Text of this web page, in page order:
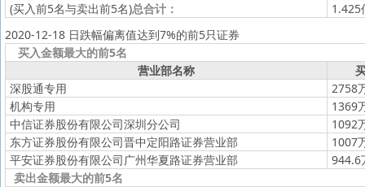
(买入前5名与卖出前5名)总合计：
1.425
2020-12-18 日跌幅偏离值达到7%的前5只证券
买入金额最大的前5名
营业部名称
深股通专用
2758
机构专用
1369
中信证券股份有限公司深圳分公司
1092
东方证券股份有限公司晋中定阳路证券营业部
1007
平安证券股份有限公司广州华夏路证券营业部
944.6
卖出金额最大的前5名